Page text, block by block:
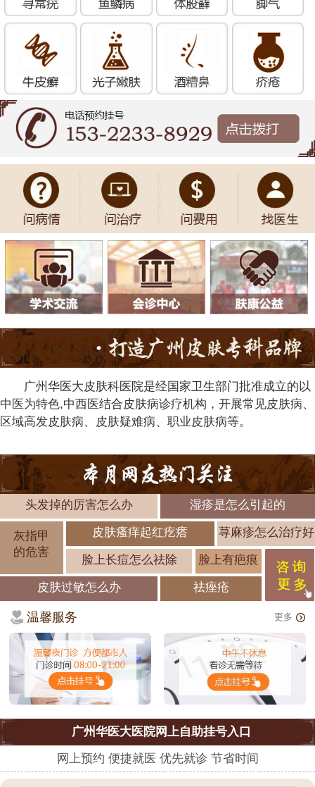
广州华医大皮肤科医院是经国家卫生部门批准成立的以
中医为特色,中西医结合皮肤病诊疗机构，开展常见皮肤病、
区域高发皮肤病、皮肤疑难病、职业皮肤病等。
头发掉的厉害怎么办 湿疹是怎么引起的
灰指甲
的危害
皮肤瘙痒起红疙瘩 荨麻疹怎么治疗好
脸上长痘怎么祛除 脸上有疤痕
皮肤过敏怎么办 祛痤疮
温馨服务 更多
广州华医大医院网上自助挂号入口
网上预约 便捷就医 优先就诊 节省时间